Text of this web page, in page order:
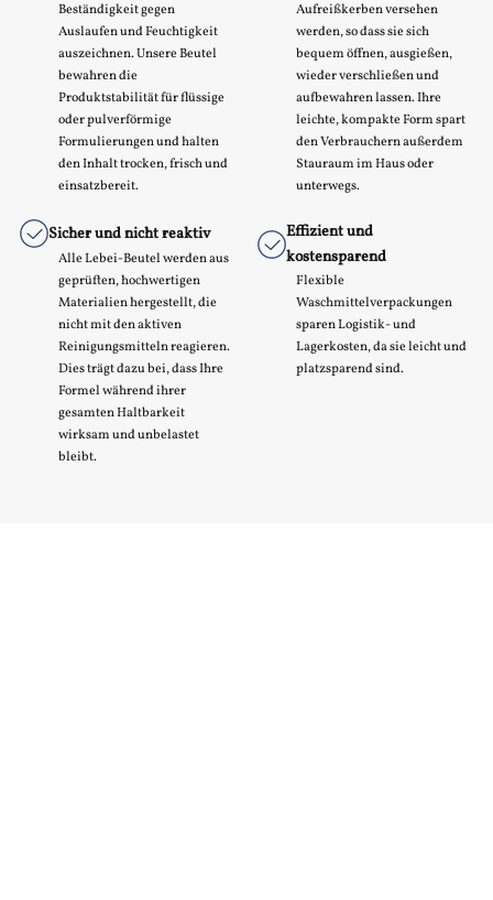
Beständigkeit gegen
Auslaufen und Feuchtigkeit
auszeichnen. Unsere Beutel
bewahren die
Produktstabilität für flüssige
oder pulverförmige
Formulierungen und halten
den Inhalt trocken, frisch und
einsatzbereit.
Aufreißkerben versehen
werden, so dass sie sich
bequem öffnen, ausgießen,
wieder verschließen und
aufbewahren lassen. Ihre
leichte, kompakte Form spart
den Verbrauchern außerdem
Stauraum im Haus oder
unterwegs.
Sicher und nicht reaktiv
Alle Lebei-Beutel werden aus
geprüften, hochwertigen
Materialien hergestellt, die
nicht mit den aktiven
Reinigungsmitteln reagieren.
Dies trägt dazu bei, dass Ihre
Formel während ihrer
gesamten Haltbarkeit
wirksam und unbelastet
bleibt.
Effizient und
kostensparend
Flexible
Waschmittelverpackungen
sparen Logistik- und
Lagerkosten, da sie leicht und
platzsparend sind.